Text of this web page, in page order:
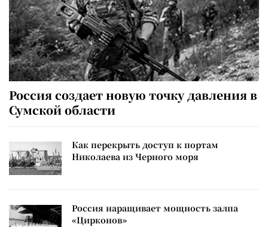
Россия создает новую точку давления в
Сумской области
Как перекрыть доступ к портам
Николаева из Черного моря
Россия наращивает мощность залпа
«Цирконов»